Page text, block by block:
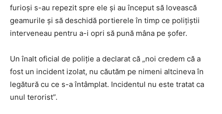
furioși s-au repezit spre ele și au început să lovească
geamurile și să deschidă portierele în timp ce polițiștii
interveneau pentru a-i opri să pună mâna pe șofer.
Un înalt oficial de poliție a declarat că „noi credem că a
fost un incident izolat, nu căutăm pe nimeni altcineva în
legătură cu ce s-a întâmplat. Incidentul nu este tratat ca
unul terorist”.